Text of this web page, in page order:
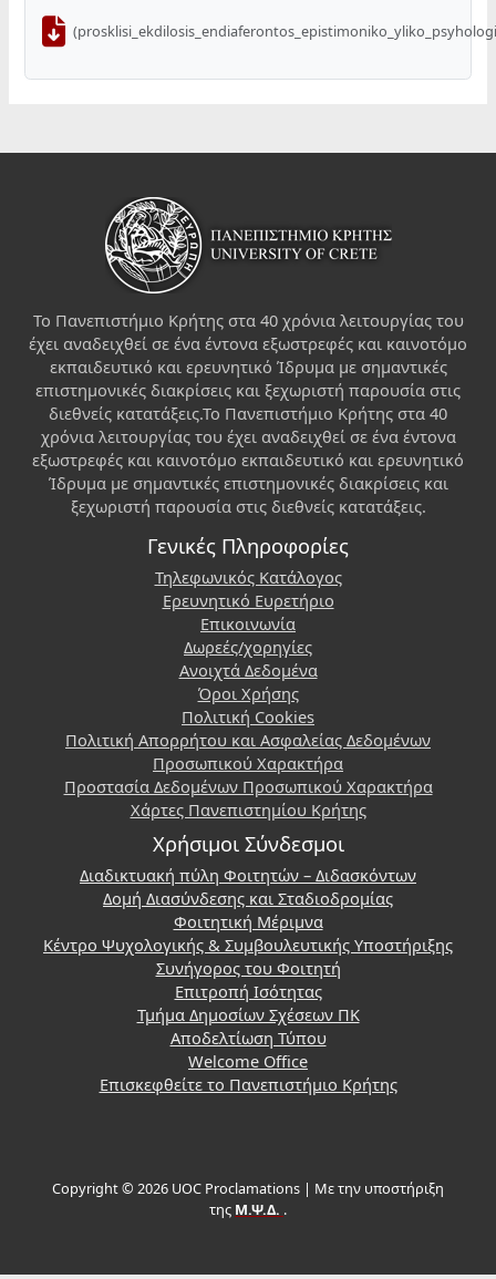
Το Πανεπιστήμιο Κρήτης στα 40 χρόνια λειτουργίας του
έχει αναδειχθεί σε ένα έντονα εξωστρεφές και καινοτόμο
εκπαιδευτικό και ερευνητικό Ίδρυμα με σημαντικές
επιστημονικές διακρίσεις και ξεχωριστή παρουσία στις
διεθνείς κατατάξεις.Το Πανεπιστήμιο Κρήτης στα 40
χρόνια λειτουργίας του έχει αναδειχθεί σε ένα έντονα
εξωστρεφές και καινοτόμο εκπαιδευτικό και ερευνητικό
Ίδρυμα με σημαντικές επιστημονικές διακρίσεις και
ξεχωριστή παρουσία στις διεθνείς κατατάξεις.
Γενικές Πληροφορίες
Τηλεφωνικός Κατάλογος
Ερευνητικό Ευρετήριο
Επικοινωνία
Δωρεές/χορηγίες
Ανοιχτά Δεδομένα
Όροι Χρήσης
Πολιτική Cookies
Πολιτική Απορρήτου και Ασφαλείας Δεδομένων
Προσωπικού Χαρακτήρα
Προστασία Δεδομένων Προσωπικού Χαρακτήρα
Χάρτες Πανεπιστημίου Κρήτης
Χρήσιμοι Σύνδεσμοι
Διαδικτυακή πύλη Φοιτητών – Διδασκόντων
Δομή Διασύνδεσης και Σταδιοδρομίας
Φοιτητική Μέριμνα
Κέντρο Ψυχολογικής & Συμβουλευτικής Υποστήριξης
Συνήγορος του Φοιτητή
Επιτροπή Ισότητας
Τμήμα Δημοσίων Σχέσεων ΠΚ
Αποδελτίωση Τύπου
Welcome Office
Επισκεφθείτε το Πανεπιστήμιο Κρήτης
Copyright © 2026 UOC Proclamations | Με την υποστήριξη
της Μ.Ψ.Δ. .